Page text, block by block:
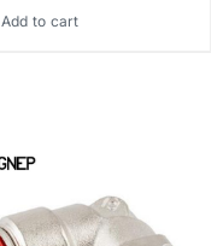
Add to cart